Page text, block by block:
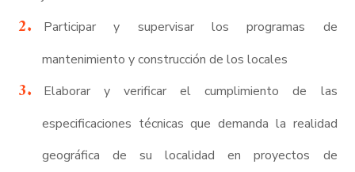
Participar y supervisar los programas de
mantenimiento y construcción de los locales
Elaborar y verificar el cumplimiento de las
especificaciones técnicas que demanda la realidad
geográfica de su localidad en proyectos de